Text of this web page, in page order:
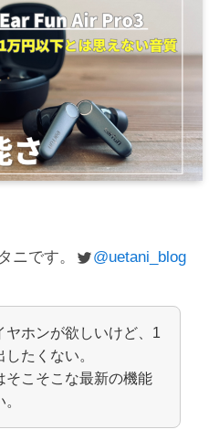
ニです。 @uetani_blog
ヤホンが欲しいけど、1
たくない。
そこそこな最新の機能